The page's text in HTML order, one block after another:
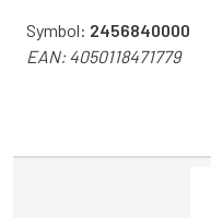
Symbol: 2456840000
EAN:4050118471779